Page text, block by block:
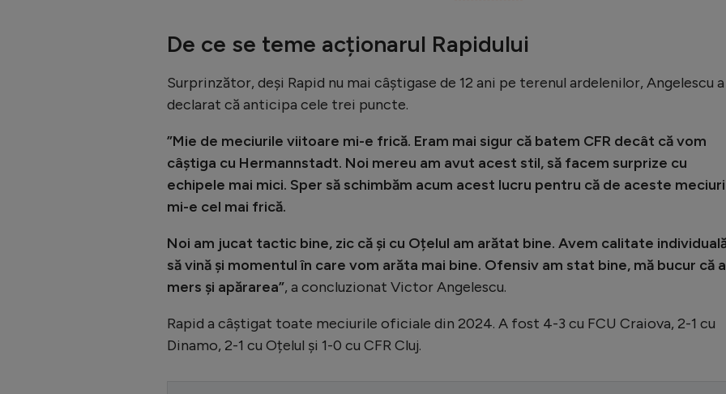
De ce se teme acționarul Rapidului
Surprinzător, deși Rapid nu mai câștigase de 12 ani pe terenul ardelenilor, Angelescu a
declarat că anticipa cele trei puncte.
”Mie de meciurile viitoare mi-e frică. Eram mai sigur că batem CFR decât că vom
câștiga cu Hermannstadt. Noi mereu am avut acest stil, să facem surprize cu
echipele mai mici. Sper să schimbăm acum acest lucru pentru că de aceste meciuri
mi-e cel mai frică.
Noi am jucat tactic bine, zic că și cu Oțelul am arătat bine. Avem calitate
să vină și momentul în care vom arăta mai bine. Ofensiv am stat bine, mă bucur că a
mers și apărarea”, a concluzionat Victor Angelescu.
Rapid a câștigat toate meciurile oficiale din 2024. A fost 4-3 cu FCU Craiova, 2-1 cu
Dinamo, 2-1 cu Oțelul și 1-0 cu CFR Cluj.